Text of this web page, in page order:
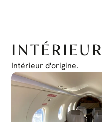
INTÉRIEUR
Intérieur d'origine.